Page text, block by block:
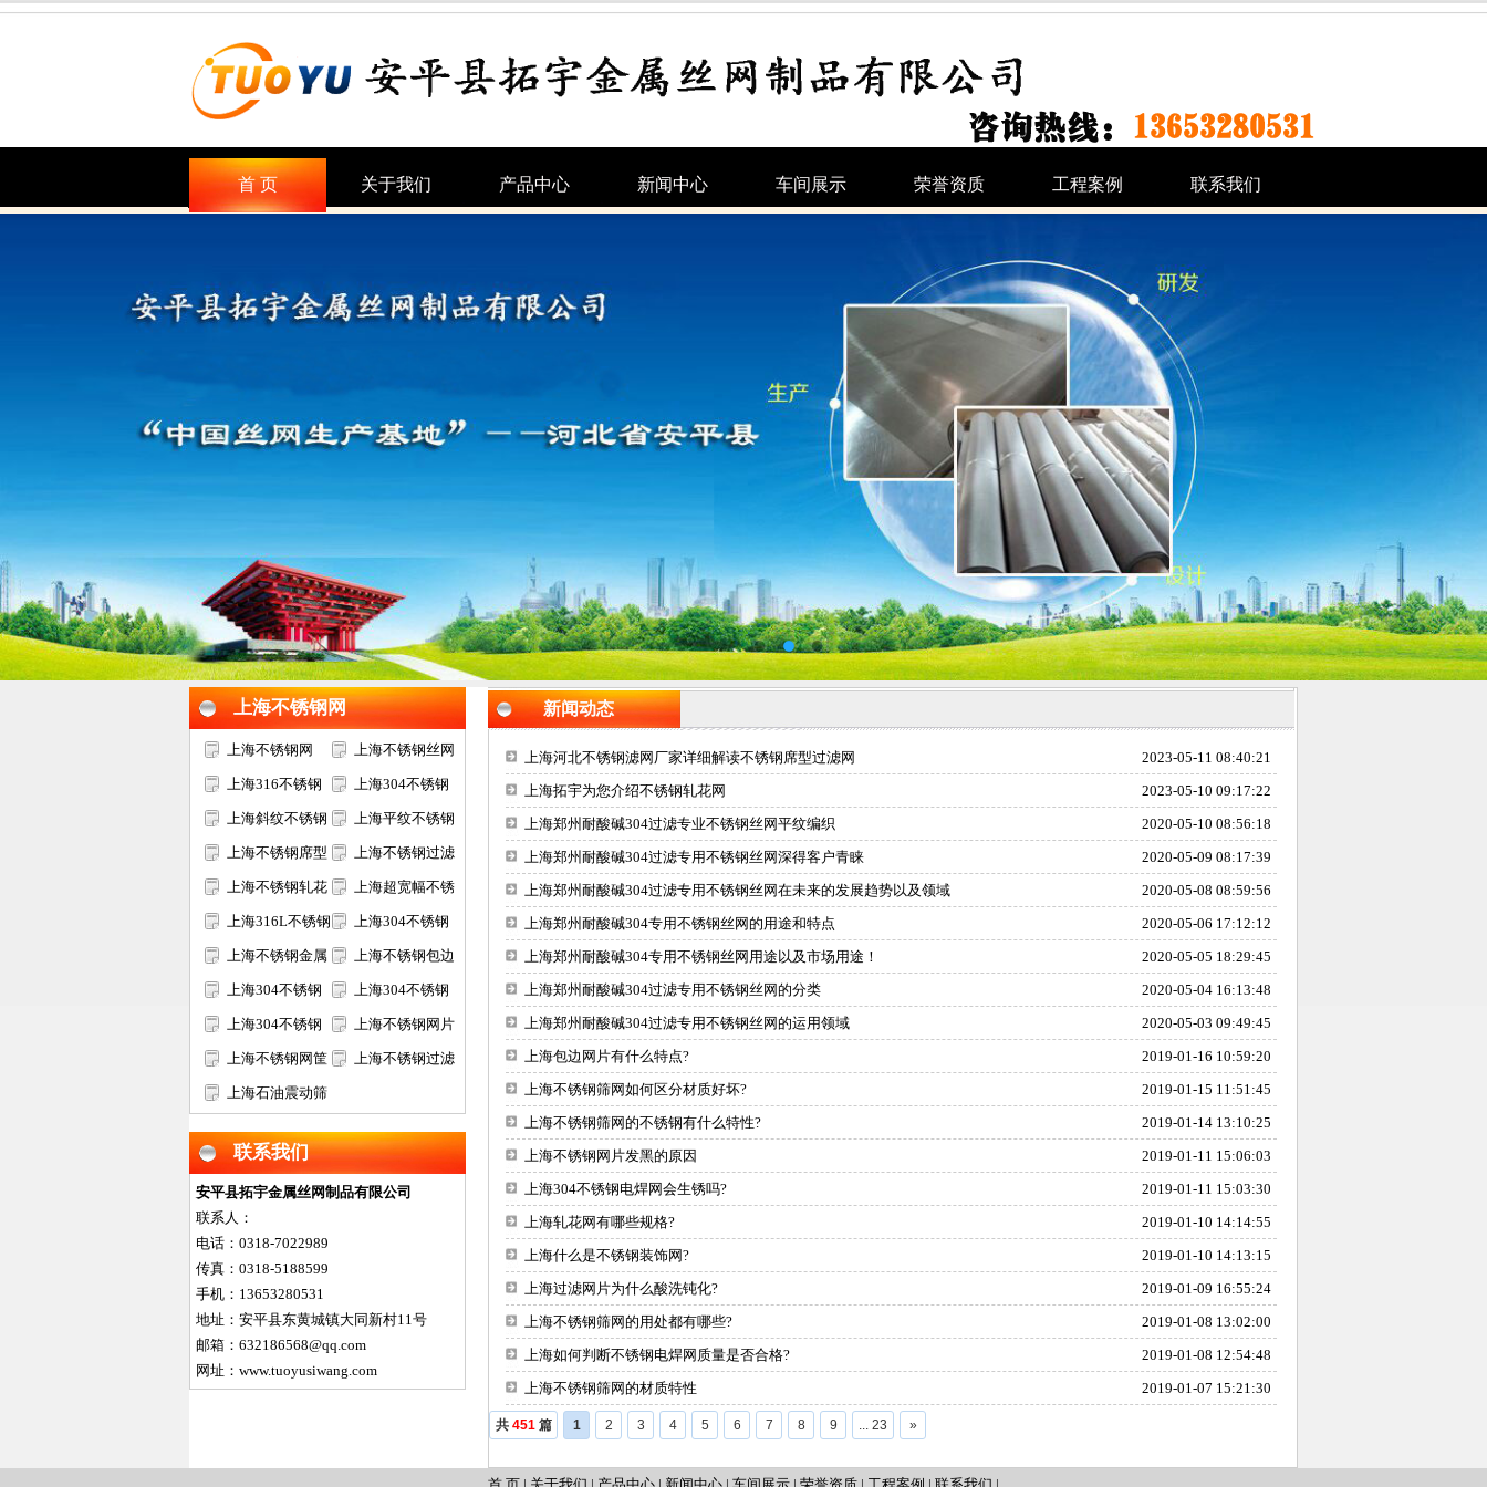
首 页 关于我们 产品中心 新闻中心 车间展示 荣誉资质 工程案例 联系我们
1 2 3
上海不锈钢网
上海不锈钢网 上海不锈钢丝网
上海316不锈钢
网
上海304不锈钢
网
上海斜纹不锈钢
网
上海平纹不锈钢
网
上海不锈钢席型
网
上海不锈钢过滤
网
上海不锈钢轧花
网
上海超宽幅不锈
钢网
上海316L不锈钢
网
上海304不锈钢
电焊网
上海不锈钢金属
装饰网
上海不锈钢包边
网片
上海304不锈钢
过滤网筒
上海304不锈钢
筛网
上海304不锈钢
矿筛网
上海不锈钢网片
上海不锈钢网筐
网篮
上海不锈钢过滤
上海石油震动筛
联系我们
安平县拓宇金属丝网制品有限公司
联系人：
电话：0318-7022989
传真：0318-5188599
手机：13653280531
地址：安平县东黄城镇大同新村11号
邮箱：632186568@qq.com
网址：www.tuoyusiwang.com
新闻动态
上海河北不锈钢滤网厂家详细解读不锈钢席型过滤网
2023-05-11 08:40:21
上海拓宇为您介绍不锈钢轧花网
2023-05-10 09:17:22
上海郑州耐酸碱304过滤专业不锈钢丝网平纹编织
2020-05-10 08:56:18
上海郑州耐酸碱304过滤专用不锈钢丝网深得客户青睐
2020-05-09 08:17:39
上海郑州耐酸碱304过滤专用不锈钢丝网在未来的发展趋势以及领域
2020-05-08 08:59:56
上海郑州耐酸碱304专用不锈钢丝网的用途和特点
2020-05-06 17:12:12
上海郑州耐酸碱304专用不锈钢丝网用途以及市场用途！
2020-05-05 18:29:45
上海郑州耐酸碱304过滤专用不锈钢丝网的分类
2020-05-04 16:13:48
上海郑州耐酸碱304过滤专用不锈钢丝网的运用领域
2020-05-03 09:49:45
上海包边网片有什么特点?
2019-01-16 10:59:20
上海不锈钢筛网如何区分材质好坏?
2019-01-15 11:51:45
上海不锈钢筛网的不锈钢有什么特性?
2019-01-14 13:10:25
上海不锈钢网片发黑的原因
2019-01-11 15:06:03
上海304不锈钢电焊网会生锈吗?
2019-01-11 15:03:30
上海轧花网有哪些规格?
2019-01-10 14:14:55
上海什么是不锈钢装饰网?
2019-01-10 14:13:15
上海过滤网片为什么酸洗钝化?
2019-01-09 16:55:24
上海不锈钢筛网的用处都有哪些?
2019-01-08 13:02:00
上海如何判断不锈钢电焊网质量是否合格?
2019-01-08 12:54:48
上海不锈钢筛网的材质特性
2019-01-07 15:21:30
共 451 篇 1 2 3 4 5 6 7 8 9 ... 23 »